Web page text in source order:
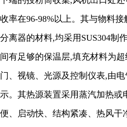
收率在96-98%以上。其与物料接
分离器的材料,均采用 SUS304制
间有足够的保温层,填充材料为
门、视镜、光源及控制仪表,由
示。其热源装置采用蒸汽加热或
便、启动快、结构紧凑、热风干